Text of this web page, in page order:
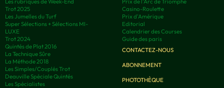
Trot 2025
Les Jumelles du Turf
Super Sélections + Sélections MI-
LUXE
Trot 2024
Quintés de Plat 2016
La Technique Sûre
La Méthode 2018
Les Simples/Couplés Trot
Deauville Spéciale Quintés
Les Spécialistes
Casino-Roulette
Prix d'Amérique
Editorial
Calendrier des Courses
Guide des paris
CONTACTEZ-NOUS
ABONNEMENT
PHOTOTHÈQUE